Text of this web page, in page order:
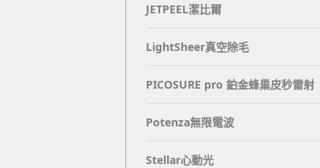
JETPEEL潔比爾
LightSheer真空除毛
PICOSURE pro 鉑金蜂巢皮秒雷射
Potenza無限電波
Stellar心動光